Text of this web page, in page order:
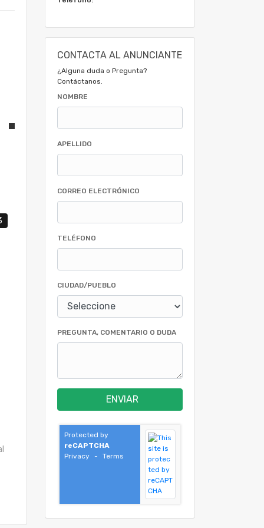
CONTACTA AL ANUNCIANTE
¿Alguna duda o Pregunta?
Contáctanos.
NOMBRE
APELLIDO
CORREO ELECTRÓNICO
TELÉFONO
CIUDAD/PUEBLO
PREGUNTA, COMENTARIO O DUDA
ENVIAR
Protected by
reCAPTCHA
Privacy
- Terms